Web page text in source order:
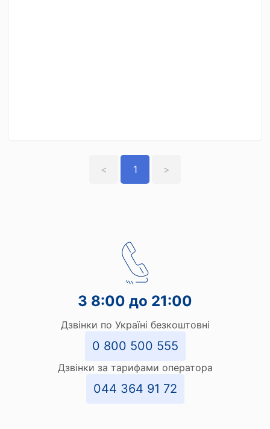
< 1 >
З 8:00 до 21:00
Дзвінки по Україні безкоштовні
0 800 500 555
Дзвінки за тарифами оператора
044 364 91 72